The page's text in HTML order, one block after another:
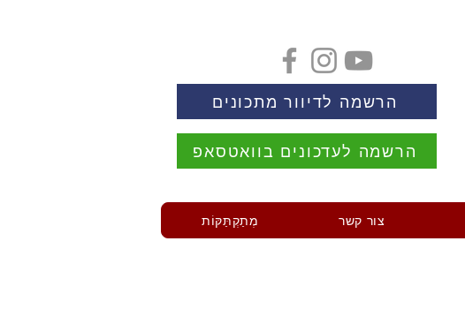
הרשמה לדיוור מתכונים
הרשמה לעדכונים בוואטסאפ
צור קשר מְתַקְתַּקּוֹת